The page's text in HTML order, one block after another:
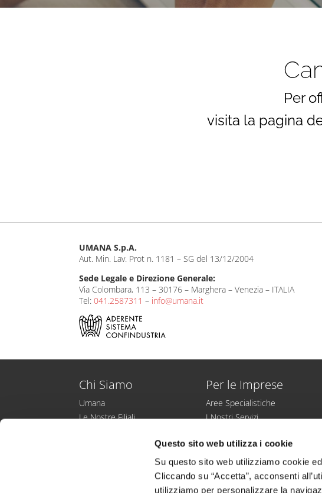
Questo sito web utilizza i cookie
Su questo sito web utilizziamo cookie
Cliccando su “Accetta”, acconsenti
utilizziamo per personalizzare la
Per
visita la pagina
UMANA S.p.A.
Aut. Min. Lav. Prot n. 1181 – SG del 13/12/2004
Sede Legale e Direzione Generale:
Via Colombara, 113 – 30176 – Marghera – Venezia – ITALIA
Tel:041.2587311 – info@umana.it
Chi Siamo
Umana
Le Nostre Filiali
Responsabilità Sociale
Bilancio di Sostenibilità
Per le Imprese
Aree Specialistiche
I Nostri Servizi
Ricerche di Personale